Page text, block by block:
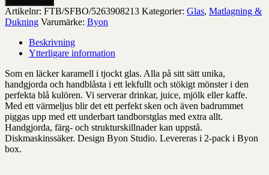
Artikelnr: FTB/SFBO/5263908213 Kategorier: Glas, Matlagning &
Dukning Varumärke: Byon
Beskrivning
Ytterligare information
Som en läcker karamell i tjockt glas. Alla på sitt sätt unika,
handgjorda och handblåsta i ett lekfullt och stökigt mönster i den
perfekta blå kulören. Vi serverar drinkar, juice, mjölk eller kaffe.
Med ett värmeljus blir det ett perfekt sken och även badrummet
piggas upp med ett underbart tandborstglas med extra allt.
Handgjorda, färg- och strukturskillnader kan uppstå.
Diskmaskinssäker. Design Byon Studio. Levereras i 2-pack i Byon
box.